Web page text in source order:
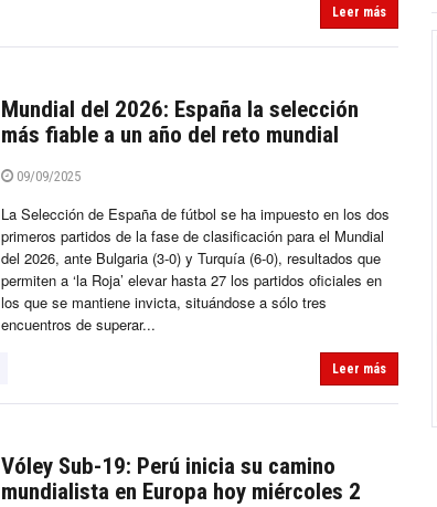
Leer más
Mundial del 2026: España la selección
más fiable a un año del reto mundial
09/09/2025
La Selección de España de fútbol se ha impuesto en los dos
primeros partidos de la fase de clasificación para el Mundial
del 2026, ante Bulgaria (3-0) y Turquía (6-0), resultados que
permiten a ‘la Roja’ elevar hasta 27 los partidos oficiales en
los que se mantiene invicta, situándose a sólo tres
encuentros de superar...
Leer más
Vóley Sub-19: Perú inicia su camino
mundialista en Europa hoy miércoles 2